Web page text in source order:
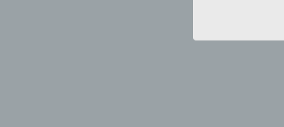
Profiling ist jede Art
Daten, die darin
Person beziehen, zu